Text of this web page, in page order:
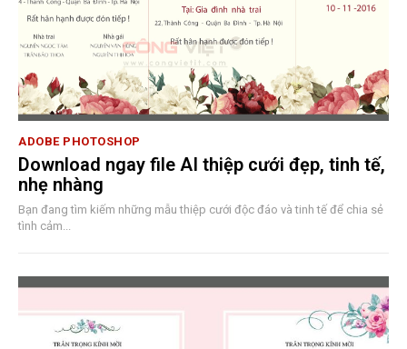
ADOBE PHOTOSHOP
Download ngay file AI thiệp cưới đẹp, tinh tế,
nhẹ nhàng
Bạn đang tìm kiếm những mẫu thiệp cưới độc đáo và tinh tế để chia sẻ
tình cảm...